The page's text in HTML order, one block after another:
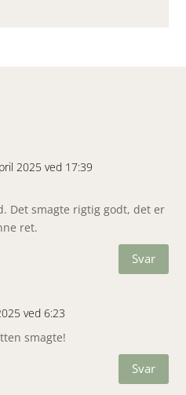
2025 ved 17:39
Det smagte rigtig godt, det er
ret.
Svar
ved 6:23
smagte!
Svar